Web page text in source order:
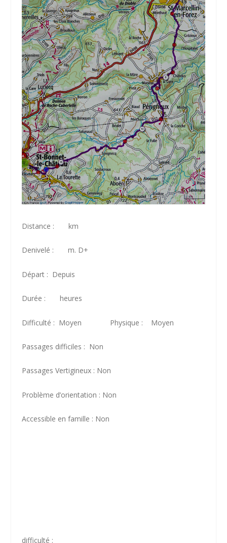
Distance : km
Denivelé : m. D+
Départ : Depuis
Durée : heures
Difficulté : Moyen Physique : Moyen
Passages difficiles : Non
Passages Vertigineux : Non
Problème d’orientation : Non
Accessible en famille : Non
difficulté :